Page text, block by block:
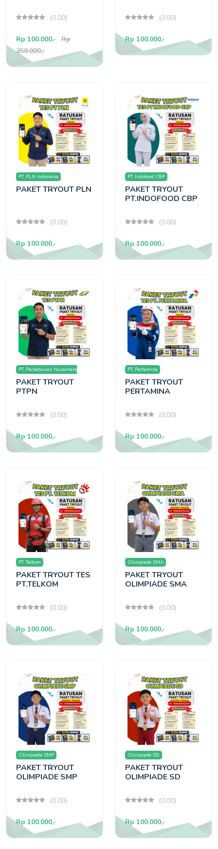
(0.00)
Rp 100.000,-
Rp
250.000,-
(0.00)
Rp 100.000,-
PT. PLN Indonesia
PAKET TRYOUT PLN
(0.00)
Rp 100.000,-
PT. Indofood CBP
PAKET TRYOUT
PT.INDOFOOD CBP
(0.00)
Rp 100.000,-
PT. Perkebunan Nusantara
(PTPN)
PAKET TRYOUT
PTPN
(0.00)
Rp 100.000,-
PT. Pertamina
PAKET TRYOUT
PERTAMINA
(0.00)
Rp 100.000,-
PT. Telkom
PAKET TRYOUT TES
PT.TELKOM
(0.00)
Rp 100.000,-
Olimpiade SMA
PAKET TRYOUT
OLIMPIADE SMA
(0.00)
Rp 100.000,-
Olimpiade SMP
PAKET TRYOUT
OLIMPIADE SMP
(0.00)
Rp 100.000,-
Olimpiade SD
PAKET TRYOUT
OLIMPIADE SD
(0.00)
Rp 100.000,-